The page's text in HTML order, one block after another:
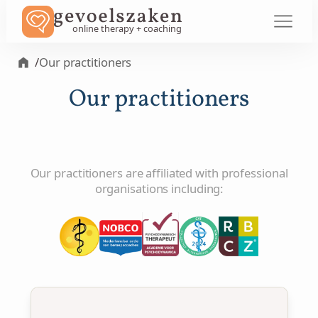
online therapy + coaching
/Our practitioners
Our practitioners
Our practitioners are affiliated with professional
organisations including: